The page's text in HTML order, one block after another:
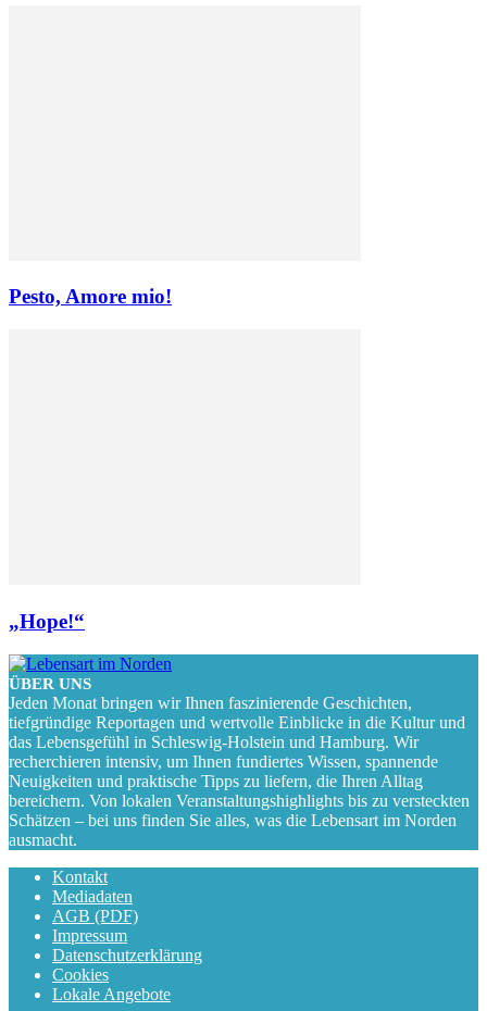
Pesto, Amore mio!
„Hope!“
ÜBER UNS
Jeden Monat bringen wir Ihnen faszinierende Geschichten,
tiefgründige Reportagen und wertvolle Einblicke in die Kultur und
das Lebensgefühl in Schleswig-Holstein und Hamburg. Wir
recherchieren intensiv, um Ihnen fundiertes Wissen, spannende
Neuigkeiten und praktische Tipps zu liefern, die Ihren Alltag
bereichern. Von lokalen Veranstaltungshighlights bis zu versteckten
Schätzen – bei uns finden Sie alles, was die Lebensart im Norden
ausmacht.
Kontakt
Mediadaten
AGB (PDF)
Impressum
Datenschutzerklärung
Cookies
Lokale Angebote